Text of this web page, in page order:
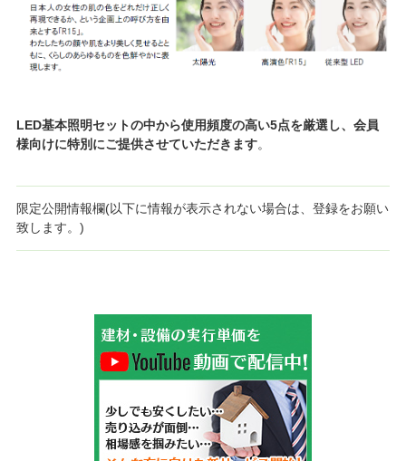
LED基本照明セットの中から使用頻度の高い5点を厳選し、会員
様向けに特別にご提供させていただきます。
限定公開情報欄(以下に情報が表示されない場合は、登録をお願い
致します。)